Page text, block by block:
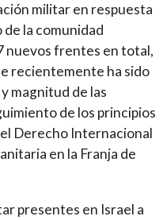
militar en respuesta
la comunidad
nuevos frentes en total,
recientemente ha sido
magnitud de las
de los principios
Derecho Internacional
en la Franja de
presentes en Israel a